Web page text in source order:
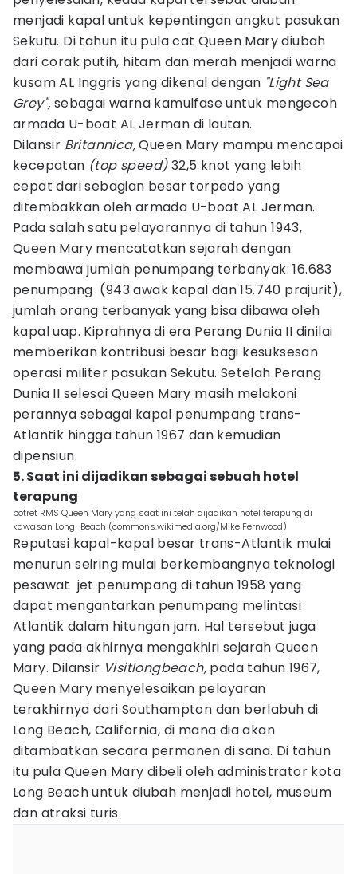
menjadi kapal untuk kepentingan angkut pasukan
Sekutu. Di tahun itu pula cat Queen Mary diubah
dari corak putih, hitam dan merah menjadi warna
kusam AL Inggris yang dikenal dengan "Light Sea
Grey", sebagai warna kamulfase untuk mengecoh
armada U-boat AL Jerman di lautan.
Dilansir Britannica,Queen Mary mampu mencapai
kecepatan (top speed)32,5 knot yang lebih
cepat dari sebagian besar torpedo yang
ditembakkan oleh armada U-boat AL Jerman.
Pada salah satu pelayarannya di tahun 1943,
Queen Mary mencatatkan sejarah dengan
membawa jumlah penumpang terbanyak: 16.683
penumpang (943 awak kapal dan 15.740 prajurit),
jumlah orang terbanyak yang bisa dibawa oleh
kapal uap. Kiprahnya di era Perang Dunia II dinilai
memberikan kontribusi besar bagi kesuksesan
operasi militer pasukan Sekutu. Setelah Perang
Dunia II selesai Queen Mary masih melakoni
perannya sebagai kapal penumpang trans-
Atlantik hingga tahun 1967 dan kemudian
dipensiun.
5. Saat ini dijadikan sebagai sebuah hotel
terapung
potret RMS Queen Mary yang saat ini telah dijadikan hotel terapung di
kawasan Long_Beach (commons.wikimedia.org/Mike Fernwood)
Reputasi kapal-kapal besar trans-Atlantik mulai
menurun seiring mulai berkembangnya teknologi
pesawat jet penumpang di tahun 1958 yang
dapat mengantarkan penumpang melintasi
Atlantik dalam hitungan jam. Hal tersebut juga
yang pada akhirnya mengakhiri sejarah Queen
Mary. Dilansir Visitlongbeach, pada tahun 1967,
Queen Mary menyelesaikan pelayaran
terakhirnya dari Southampton dan berlabuh di
Long Beach, California, di mana dia akan
ditambatkan secara permanen di sana. Di tahun
itu pula Queen Mary dibeli oleh administrator kota
Long Beach untuk diubah menjadi hotel, museum
dan atraksi turis.